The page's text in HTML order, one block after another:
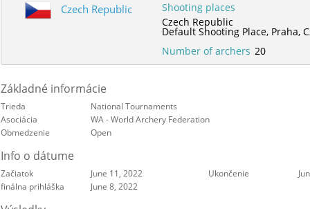
Czech Republic
Shooting places
Czech Republic
Default Shooting Place, Praha,
Number of archers 20
Základné informácie
Trieda
National Tournaments
Asociácia
WA - World Archery Federation
Obmedzenie
Open
Info o dátume
Začiatok June 11, 2022 Ukončenie
finálna prihláška
June 8, 2022